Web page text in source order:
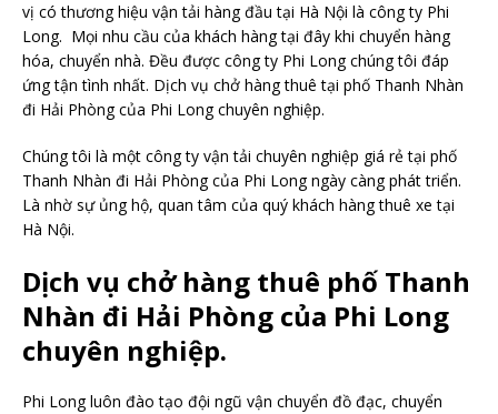
vị có thương hiệu vận tải hàng đầu tại Hà Nội là công ty Phi
Long. Mọi nhu cầu của khách hàng tại đây khi chuyển hàng
hóa, chuyển nhà. Đều được công ty Phi Long chúng tôi đáp
ứng tận tình nhất. Dịch vụ chở hàng thuê tại phố Thanh Nhàn
đi Hải Phòng của Phi Long chuyên nghiệp.
Chúng tôi là một công ty vận tải chuyên nghiệp giá rẻ tại phố
Thanh Nhàn đi Hải Phòng của Phi Long ngày càng phát triển.
Là nhờ sự ủng hộ, quan tâm của quý khách hàng thuê xe tại
Hà Nội.
Dịch vụ chở hàng thuê phố Thanh
Nhàn đi Hải Phòng của Phi Long
chuyên nghiệp.
Phi Long luôn đào tạo đội ngũ vận chuyển đồ đạc, chuyển